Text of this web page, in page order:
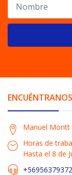
ENCUÉNTRANOS
Manuel Montt
Horas de
Hasta el 8 de
+56956379372